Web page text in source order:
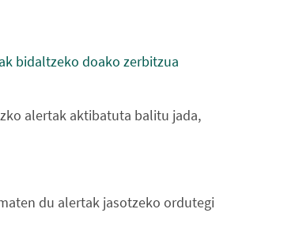
bidaltzeko doako zerbitzua
alertak aktibatuta balitu jada,
du alertak jasotzeko ordutegi